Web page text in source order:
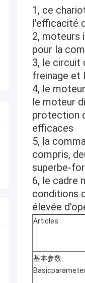
1, ce
l'efficacité
2, moteurs
pour la
3, le circuit
freinage et
4, le
le moteur
protection
efficaces
5, la
compris,
superbe-
6, le cadre
conditions
élevée
Articles
基本参数